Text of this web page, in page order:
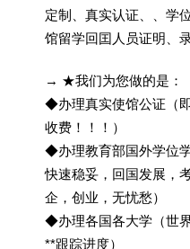
定制、真实认证、、学
馆留学回囯人员证明、
→ ★我们为您做的是：
◆办理真实使馆公证（
收费！！！）
◆办理教育部国外学位
快速稳妥，回国发展，
企，创业，无忧愁）
◆办理各国各大学（世
**跟踪进度）